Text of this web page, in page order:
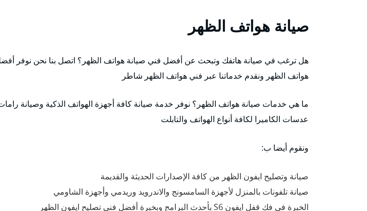
صيانة هواتف الظهر
هل ترغب في صيانة هاتفك وتبحث عن أفضل فني صيانة هواتف الظهر؟ اتصل بنا نحن نوفر
هواتف الظهر ونقدم خدماتنا عبر فني هواتف الظهر شاطر
ما هي خدمات صيانة هواتف الظهر؟ نوفر خدمة صيانة كافة أجهزة الهواتف الذكية وصيانة رامات
عدسات الكاميرا لكافة أنواع الهواتف والتابلت
ونقوم أيضا ب:
صيانة وتصليح ايفون الظهر من كافة الإصدارات الحديثة والقديمة
صيانة تلفونات بالمنزل لأجهزة السامسونج والاندرويد وريدمي وأجهزة الشاومي
الخبرة في فك قفل ايفون S6 بأحدث البرامج وبخبرة أفضل فني تصليح ايفون الظهر